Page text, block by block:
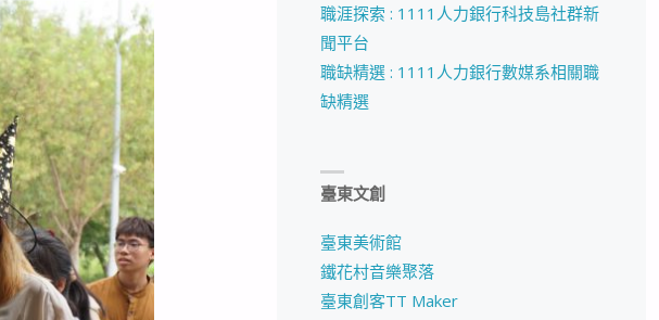
職涯探索 : 1111人力銀行科技島社群新
聞平台
職缺精選 : 1111人力銀行數媒系相關職
缺精選
臺東文創
臺東美術館
鐵花村音樂聚落
臺東創客TT Maker